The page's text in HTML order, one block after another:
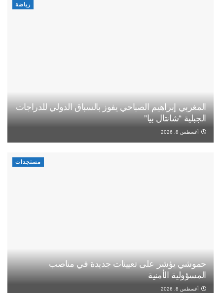
رياضة
المغربي إبراهيم الصباحي يفوز بالسباق الدولي للدراجات
الجبلية “شانتال بيا”
أغسطس 8, 2026
مستجدات
حموشي يؤشر على تعيينات جديدة في مناصب
المسؤولية الأمنية
أغسطس 8, 2026